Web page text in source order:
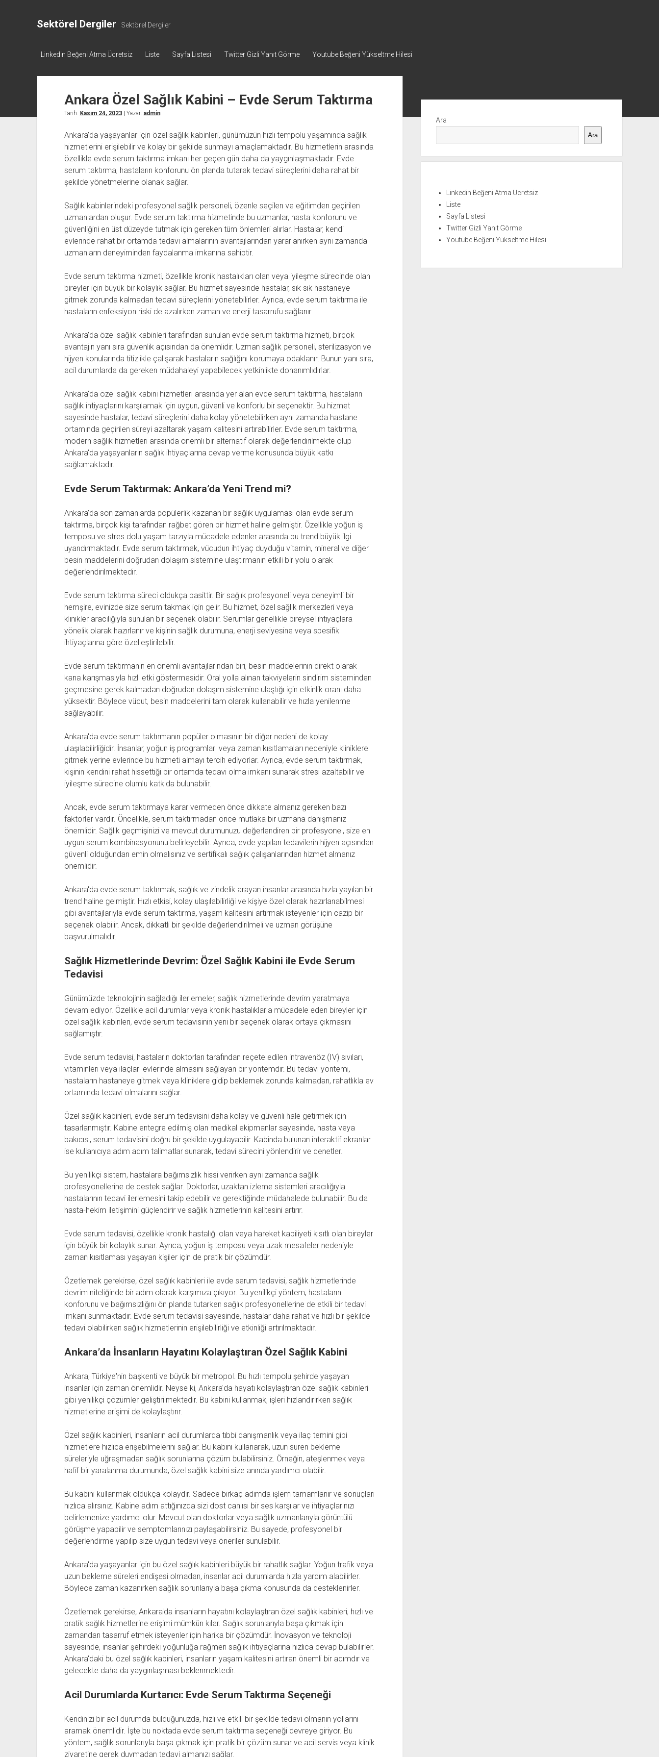
Sektörel Dergiler Sektörel Dergiler
Linkedin Beğeni Atma Ücretsiz Liste Sayfa Listesi Twitter Gizli Yanıt Görme Youtube Beğeni Yükseltme Hilesi
Ankara Özel Sağlık Kabini – Evde Serum Taktırma
Tarih: Kasım 24, 2023| Yazar: admin
Ankara'da yaşayanlar için özel sağlık kabinleri, günümüzün hızlı tempolu yaşamında sağlık
hizmetlerini erişilebilir ve kolay bir şekilde sunmayı amaçlamaktadır. Bu hizmetlerin arasında
özellikle evde serum taktırma imkanı her geçen gün daha da yaygınlaşmaktadır. Evde
serum taktırma, hastaların konforunu ön planda tutarak tedavi süreçlerini daha rahat bir
şekilde yönetmelerine olanak sağlar.
Sağlık kabinlerindeki profesyonel sağlık personeli, özenle seçilen ve eğitimden geçirilen
uzmanlardan oluşur. Evde serum taktırma hizmetinde bu uzmanlar, hasta konforunu ve
güvenliğini en üst düzeyde tutmak için gereken tüm önlemleri alırlar. Hastalar, kendi
evlerinde rahat bir ortamda tedavi almalarının avantajlarından yararlanırken aynı zamanda
uzmanların deneyiminden faydalanma imkanına sahiptir.
Evde serum taktırma hizmeti, özellikle kronik hastalıkları olan veya iyileşme sürecinde olan
bireyler için büyük bir kolaylık sağlar. Bu hizmet sayesinde hastalar, sık sık hastaneye
gitmek zorunda kalmadan tedavi süreçlerini yönetebilirler. Ayrıca, evde serum taktırma ile
hastaların enfeksiyon riski de azalırken zaman ve enerji tasarrufu sağlanır.
Ankara'da özel sağlık kabinleri tarafından sunulan evde serum taktırma hizmeti, birçok
avantajın yanı sıra güvenlik açısından da önemlidir. Uzman sağlık personeli, sterilizasyon ve
hijyen konularında titizlikle çalışarak hastaların sağlığını korumaya odaklanır. Bunun yanı sıra,
acil durumlarda da gereken müdahaleyi yapabilecek yetkinlikte donanımlıdırlar.
Ankara'da özel sağlık kabini hizmetleri arasında yer alan evde serum taktırma, hastaların
sağlık ihtiyaçlarını karşılamak için uygun, güvenli ve konforlu bir seçenektir. Bu hizmet
sayesinde hastalar, tedavi süreçlerini daha kolay yönetebilirken aynı zamanda hastane
ortamında geçirilen süreyi azaltarak yaşam kalitesini artırabilirler. Evde serum taktırma,
modern sağlık hizmetleri arasında önemli bir alternatif olarak değerlendirilmekte olup
Ankara'da yaşayanların sağlık ihtiyaçlarına cevap verme konusunda büyük katkı
sağlamaktadır.
Evde Serum Taktırmak: Ankara’da Yeni Trend mi?
Ankara'da son zamanlarda popülerlik kazanan bir sağlık uygulaması olan evde serum
taktırma, birçok kişi tarafından rağbet gören bir hizmet haline gelmiştir. Özellikle yoğun iş
temposu ve stres dolu yaşam tarzıyla mücadele edenler arasında bu trend büyük ilgi
uyandırmaktadır. Evde serum taktırmak, vücudun ihtiyaç duyduğu vitamin, mineral ve diğer
besin maddelerini doğrudan dolaşım sistemine ulaştırmanın etkili bir yolu olarak
değerlendirilmektedir.
Evde serum taktırma süreci oldukça basittir. Bir sağlık profesyoneli veya deneyimli bir
hemşire, evinizde size serum takmak için gelir. Bu hizmet, özel sağlık merkezleri veya
klinikler aracılığıyla sunulan bir seçenek olabilir. Serumlar genellikle bireysel ihtiyaçlara
yönelik olarak hazırlanır ve kişinin sağlık durumuna, enerji seviyesine veya spesifik
ihtiyaçlarına göre özelleştirilebilir.
Evde serum taktırmanın en önemli avantajlarından biri, besin maddelerinin direkt olarak
kana karışmasıyla hızlı etki göstermesidir. Oral yolla alınan takviyelerin sindirim sisteminden
geçmesine gerek kalmadan doğrudan dolaşım sistemine ulaştığı için etkinlik oranı daha
yüksektir. Böylece vücut, besin maddelerini tam olarak kullanabilir ve hızla yenilenme
sağlayabilir.
Ankara'da evde serum taktırmanın popüler olmasının bir diğer nedeni de kolay
ulaşılabilirliğidir. İnsanlar, yoğun iş programları veya zaman kısıtlamaları nedeniyle kliniklere
gitmek yerine evlerinde bu hizmeti almayı tercih ediyorlar. Ayrıca, evde serum taktırmak,
kişinin kendini rahat hissettiği bir ortamda tedavi olma imkanı sunarak stresi azaltabilir ve
iyileşme sürecine olumlu katkıda bulunabilir.
Ancak, evde serum taktırmaya karar vermeden önce dikkate almanız gereken bazı
faktörler vardır. Öncelikle, serum taktırmadan önce mutlaka bir uzmana danışmanız
önemlidir. Sağlık geçmişinizi ve mevcut durumunuzu değerlendiren bir profesyonel, size en
uygun serum kombinasyonunu belirleyebilir. Ayrıca, evde yapılan tedavilerin hijyen açısından
güvenli olduğundan emin olmalısınız ve sertifikalı sağlık çalışanlarından hizmet almanız
önemlidir.
Ankara'da evde serum taktırmak, sağlık ve zindelik arayan insanlar arasında hızla yayılan bir
trend haline gelmiştir. Hızlı etkisi, kolay ulaşılabilirliği ve kişiye özel olarak hazırlanabilmesi
gibi avantajlarıyla evde serum taktırma, yaşam kalitesini artırmak isteyenler için cazip bir
seçenek olabilir. Ancak, dikkatli bir şekilde değerlendirilmeli ve uzman görüşüne
başvurulmalıdır.
Sağlık Hizmetlerinde Devrim: Özel Sağlık Kabini ile Evde Serum
Tedavisi
Günümüzde teknolojinin sağladığı ilerlemeler, sağlık hizmetlerinde devrim yaratmaya
devam ediyor. Özellikle acil durumlar veya kronik hastalıklarla mücadele eden bireyler için
özel sağlık kabinleri, evde serum tedavisinin yeni bir seçenek olarak ortaya çıkmasını
sağlamıştır.
Evde serum tedavisi, hastaların doktorları tarafından reçete edilen intravenöz (IV) sıvıları,
vitaminleri veya ilaçları evlerinde almasını sağlayan bir yöntemdir. Bu tedavi yöntemi,
hastaların hastaneye gitmek veya kliniklere gidip beklemek zorunda kalmadan, rahatlıkla ev
ortamında tedavi olmalarını sağlar.
Özel sağlık kabinleri, evde serum tedavisini daha kolay ve güvenli hale getirmek için
tasarlanmıştır. Kabine entegre edilmiş olan medikal ekipmanlar sayesinde, hasta veya
bakıcısı, serum tedavisini doğru bir şekilde uygulayabilir. Kabinda bulunan interaktif ekranlar
ise kullanıcıya adım adım talimatlar sunarak, tedavi sürecini yönlendirir ve denetler.
Bu yenilikçi sistem, hastalara bağımsızlık hissi verirken aynı zamanda sağlık
profesyonellerine de destek sağlar. Doktorlar, uzaktan izleme sistemleri aracılığıyla
hastalarının tedavi ilerlemesini takip edebilir ve gerektiğinde müdahalede bulunabilir. Bu da
hasta-hekim iletişimini güçlendirir ve sağlık hizmetlerinin kalitesini artırır.
Evde serum tedavisi, özellikle kronik hastalığı olan veya hareket kabiliyeti kısıtlı olan bireyler
için büyük bir kolaylık sunar. Ayrıca, yoğun iş temposu veya uzak mesafeler nedeniyle
zaman kısıtlaması yaşayan kişiler için de pratik bir çözümdür.
Özetlemek gerekirse, özel sağlık kabinleri ile evde serum tedavisi, sağlık hizmetlerinde
devrim niteliğinde bir adım olarak karşımıza çıkıyor. Bu yenilikçi yöntem, hastaların
konforunu ve bağımsızlığını ön planda tutarken sağlık profesyonellerine de etkili bir tedavi
imkanı sunmaktadır. Evde serum tedavisi sayesinde, hastalar daha rahat ve hızlı bir şekilde
tedavi olabilirken sağlık hizmetlerinin erişilebilirliği ve etkinliği artırılmaktadır.
Ankara’da İnsanların Hayatını Kolaylaştıran Özel Sağlık Kabini
Ankara, Türkiye'nin başkenti ve büyük bir metropol. Bu hızlı tempolu şehirde yaşayan
insanlar için zaman önemlidir. Neyse ki, Ankara'da hayatı kolaylaştıran özel sağlık kabinleri
gibi yenilikçi çözümler geliştirilmektedir. Bu kabini kullanmak, işleri hızlandırırken sağlık
hizmetlerine erişimi de kolaylaştırır.
Özel sağlık kabinleri, insanların acil durumlarda tıbbi danışmanlık veya ilaç temini gibi
hizmetlere hızlıca erişebilmelerini sağlar. Bu kabini kullanarak, uzun süren bekleme
süreleriyle uğraşmadan sağlık sorunlarına çözüm bulabilirsiniz. Örneğin, ateşlenmek veya
hafif bir yaralanma durumunda, özel sağlık kabini size anında yardımcı olabilir.
Bu kabini kullanmak oldukça kolaydır. Sadece birkaç adımda işlem tamamlanır ve sonuçları
hızlıca alırsınız. Kabine adım attığınızda sizi dost canlısı bir ses karşılar ve ihtiyaçlarınızı
belirlemenize yardımcı olur. Mevcut olan doktorlar veya sağlık uzmanlarıyla görüntülü
görüşme yapabilir ve semptomlarınızı paylaşabilirsiniz. Bu sayede, profesyonel bir
değerlendirme yapılıp size uygun tedavi veya öneriler sunulabilir.
Ankara'da yaşayanlar için bu özel sağlık kabinleri büyük bir rahatlık sağlar. Yoğun trafik veya
uzun bekleme süreleri endişesi olmadan, insanlar acil durumlarda hızla yardım alabilirler.
Böylece zaman kazanırken sağlık sorunlarıyla başa çıkma konusunda da desteklenirler.
Özetlemek gerekirse, Ankara'da insanların hayatını kolaylaştıran özel sağlık kabinleri, hızlı ve
pratik sağlık hizmetlerine erişimi mümkün kılar. Sağlık sorunlarıyla başa çıkmak için
zamandan tasarruf etmek isteyenler için harika bir çözümdür. İnovasyon ve teknoloji
sayesinde, insanlar şehirdeki yoğunluğa rağmen sağlık ihtiyaçlarına hızlıca cevap bulabilirler.
Ankara'daki bu özel sağlık kabinleri, insanların yaşam kalitesini artıran önemli bir adımdır ve
gelecekte daha da yaygınlaşması beklenmektedir.
Acil Durumlarda Kurtarıcı: Evde Serum Taktırma Seçeneği
Kendinizi bir acil durumda bulduğunuzda, hızlı ve etkili bir şekilde tedavi olmanın yollarını
aramak önemlidir. İşte bu noktada evde serum taktırma seçeneği devreye giriyor. Bu
yöntem, sağlık sorunlarıyla başa çıkmak için pratik bir çözüm sunar ve acil servis veya klinik
ziyaretine gerek duymadan tedavi almanızı sağlar.
Menü
Ara
Ara
Linkedin Beğeni Atma Ücretsiz
Liste
Sayfa Listesi
Twitter Gizli Yanıt Görme
Youtube Beğeni Yükseltme Hilesi